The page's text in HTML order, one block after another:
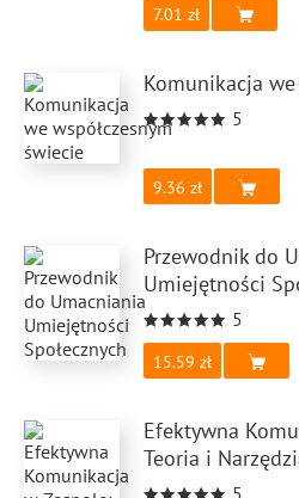
7.01
Komunikacja
5
9.36
Przewodnik do
Umiejętności
5
15.59
Efektywna
Teoria i